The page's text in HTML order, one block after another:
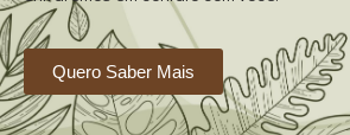
Quero Saber Mais